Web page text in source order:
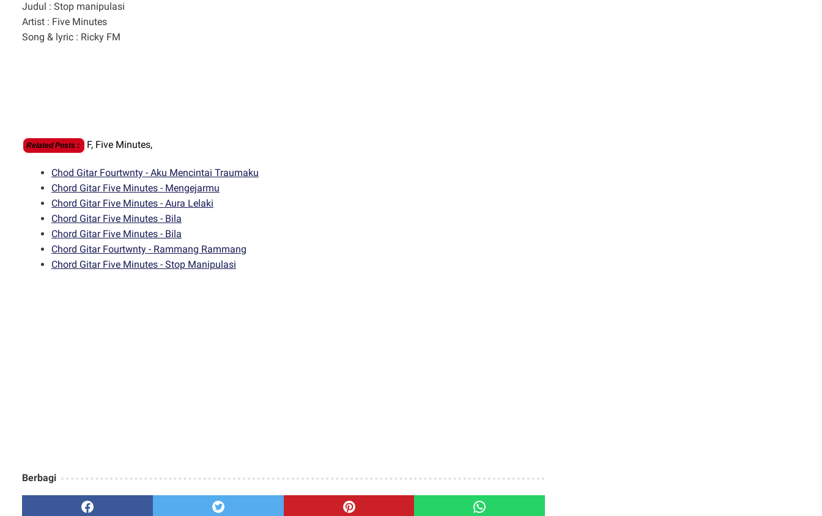
Judul : Stop manipulasi
Artist : Five Minutes
Song & lyric : Ricky FM
Related Posts : F, Five Minutes,
Chod Gitar Fourtwnty - Aku Mencintai Traumaku
Chord Gitar Five Minutes - Mengejarmu
Chord Gitar Five Minutes - Aura Lelaki
Chord Gitar Five Minutes - Bila
Chord Gitar Five Minutes - Bila
Chord Gitar Fourtwnty - Rammang Rammang
Chord Gitar Five Minutes - Stop Manipulasi
Berbagi